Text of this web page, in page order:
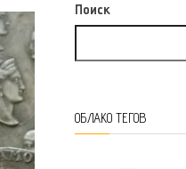
Поиск
ОБЛАКО ТЕГОВ